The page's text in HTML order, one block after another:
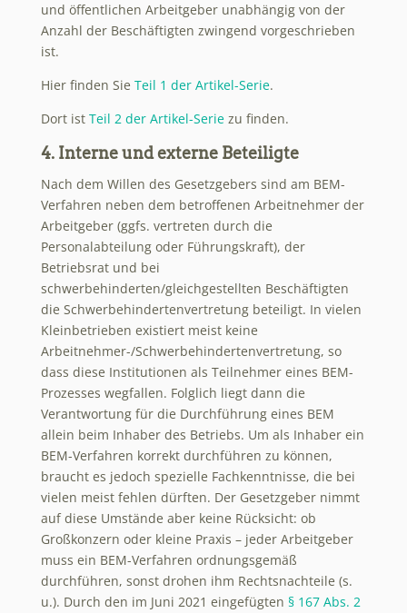
und öffentlichen Arbeitgeber unabhängig von der
Anzahl der Beschäftigten zwingend vorgeschrieben
ist.
Hier finden Sie Teil 1 der Artikel-Serie.
Dort ist Teil 2 der Artikel-Seriezu finden.
4. Interne und externe Beteiligte
Nach dem Willen des Gesetzgebers sind am BEM-
Verfahren neben dem betroffenen Arbeitnehmer der
Arbeitgeber (ggfs. vertreten durch die
Personalabteilung oder Führungskraft), der
Betriebsrat und bei
schwerbehinderten/gleichgestellten Beschäftigten
die Schwerbehindertenvertretung beteiligt. In vielen
Kleinbetrieben existiert meist keine
Arbeitnehmer-/Schwerbehindertenvertretung, so
dass diese Institutionen als Teilnehmer eines BEM-
Prozesses wegfallen. Folglich liegt dann die
Verantwortung für die Durchführung eines BEM
allein beim Inhaber des Betriebs. Um als Inhaber ein
BEM-Verfahren korrekt durchführen zu können,
braucht es jedoch spezielle Fachkenntnisse, die bei
vielen meist fehlen dürften. Der Gesetzgeber nimmt
auf diese Umstände aber keine Rücksicht: ob
Großkonzern oder kleine Praxis – jeder Arbeitgeber
muss ein BEM-Verfahren ordnungsgemäß
durchführen, sonst drohen ihm Rechtsnachteile (s.
u.). Durch den im Juni 2021 eingefügten § 167 Abs. 2